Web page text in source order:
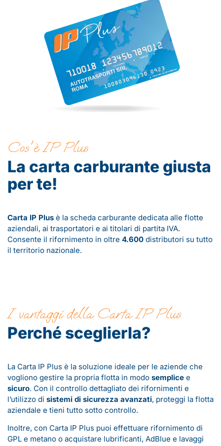
Cos'è IP Plus
La carta carburante giusta
per te!
Carta IP Plus è la scheda carburante dedicata alle flotte
aziendali, ai trasportatori e ai titolari di partita IVA.
Consente il rifornimento in oltre 4.600 distributori su tutto
il territorio nazionale.
I vantaggi della Carta IP Plus
Perché sceglierla?
La Carta IP Plus è la soluzione ideale per le aziende che
vogliono gestire la propria flotta in modo semplice e
sicuro. Con il controllo dettagliato dei rifornimenti e
l’utilizzo di sistemi di sicurezza avanzati, proteggi la flotta
aziendale e tieni tutto sotto controllo.
Inoltre, con Carta IP Plus puoi effettuare rifornimento di
GPL e metano o acquistare lubrificanti, AdBlue e lavaggi